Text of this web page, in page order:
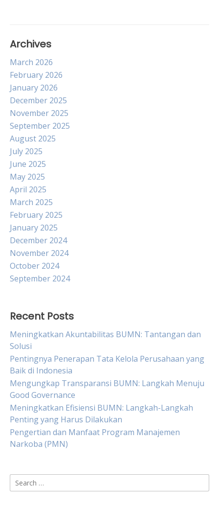
Archives
March 2026
February 2026
January 2026
December 2025
November 2025
September 2025
August 2025
July 2025
June 2025
May 2025
April 2025
March 2025
February 2025
January 2025
December 2024
November 2024
October 2024
September 2024
Recent Posts
Meningkatkan Akuntabilitas BUMN: Tantangan dan
Solusi
Pentingnya Penerapan Tata Kelola Perusahaan yang
Baik di Indonesia
Mengungkap Transparansi BUMN: Langkah Menuju
Good Governance
Meningkatkan Efisiensi BUMN: Langkah-Langkah
Penting yang Harus Dilakukan
Pengertian dan Manfaat Program Manajemen
Narkoba (PMN)
Search
for: